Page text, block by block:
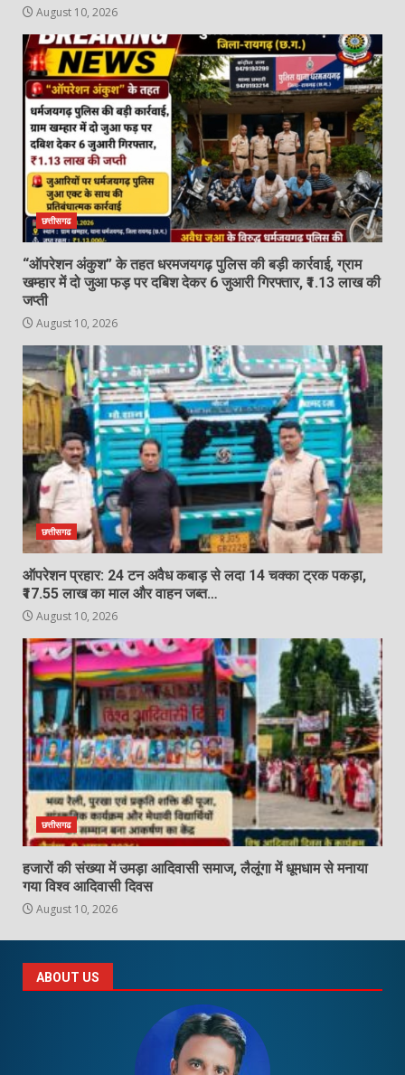
5
विश्व आदिवासी दिवस पर भव्य आयोजन…
August 10, 2026
गरियाबंद जिले के आमामोरा पहाड़ी क्षेत्र के
ओड़िशा सीमा पर चांउरधुआ जलप्रपात का
ऐतिहासिक नजारा
August 10, 2026
7
घटारानी वॉटरफॉल में गिरकर घायल हुआ
युवक, अस्पताल में भर्ती…
August 10, 2026
छत्तीसगढ
“ऑपरेशन अंकुश” के तहत धरमजयगढ़ पुलिस की बड़ी कार्रवाई, ग्राम
खम्हार में दो जुआ फड़ पर दबिश देकर 6 जुआरी गिरफ्तार, ₹1.13 लाख की
जप्ती
August 10, 2026
छत्तीसगढ
ऑपरेशन प्रहार: 24 टन अवैध कबाड़ से लदा 14 चक्का ट्रक पकड़ा,
₹17.55 लाख का माल और वाहन जब्त…
August 10, 2026
छत्तीसगढ
हजारों की संख्या में उमड़ा आदिवासी समाज, लैलूंगा में धूमधाम से मनाया
गया विश्व आदिवासी दिवस
August 10, 2026
ABOUT US